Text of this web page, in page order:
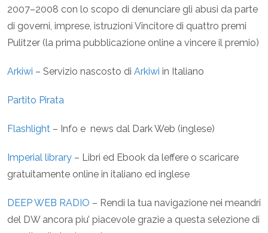
2007–2008 con lo scopo di denunciare gli abusi da parte
di governi, imprese, istruzioni Vincitore di quattro premi
Pulitzer (la prima pubblicazione online a vincere il premio)
Arkiwi – Servizio nascosto di Arkiwi in Italiano
Partito Pirata
Flashlight – Info e news dal Dark Web (inglese)
Imperial library – Libri ed Ebook da leffere o scaricare
gratuitamente online in italiano ed inglese
DEEP WEB RADIO – Rendi la tua navigazione nei meandri
del DW ancora piu’ piacevole grazie a questa selezione di